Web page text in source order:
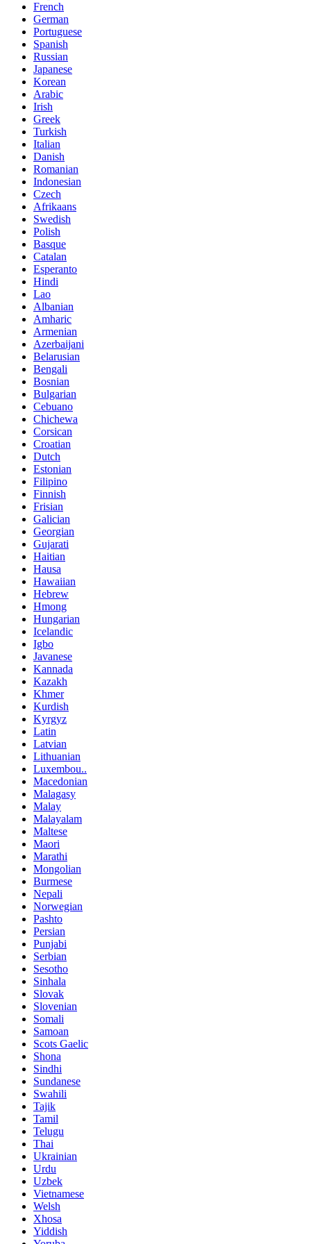
French
German
Portuguese
Spanish
Russian
Japanese
Korean
Arabic
Irish
Greek
Turkish
Italian
Danish
Romanian
Indonesian
Czech
Afrikaans
Swedish
Polish
Basque
Catalan
Esperanto
Hindi
Lao
Albanian
Amharic
Armenian
Azerbaijani
Belarusian
Bengali
Bosnian
Bulgarian
Cebuano
Chichewa
Corsican
Croatian
Dutch
Estonian
Filipino
Finnish
Frisian
Galician
Georgian
Gujarati
Haitian
Hausa
Hawaiian
Hebrew
Hmong
Hungarian
Icelandic
Igbo
Javanese
Kannada
Kazakh
Khmer
Kurdish
Kyrgyz
Latin
Latvian
Lithuanian
Luxembou..
Macedonian
Malagasy
Malay
Malayalam
Maltese
Maori
Marathi
Mongolian
Burmese
Nepali
Norwegian
Pashto
Persian
Punjabi
Serbian
Sesotho
Sinhala
Slovak
Slovenian
Somali
Samoan
Scots Gaelic
Shona
Sindhi
Sundanese
Swahili
Tajik
Tamil
Telugu
Thai
Ukrainian
Urdu
Uzbek
Vietnamese
Welsh
Xhosa
Yiddish